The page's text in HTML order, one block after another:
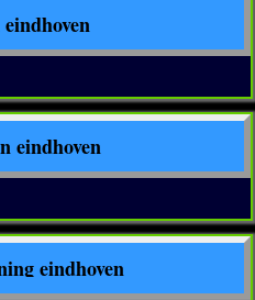
eindhoven
eindhoven